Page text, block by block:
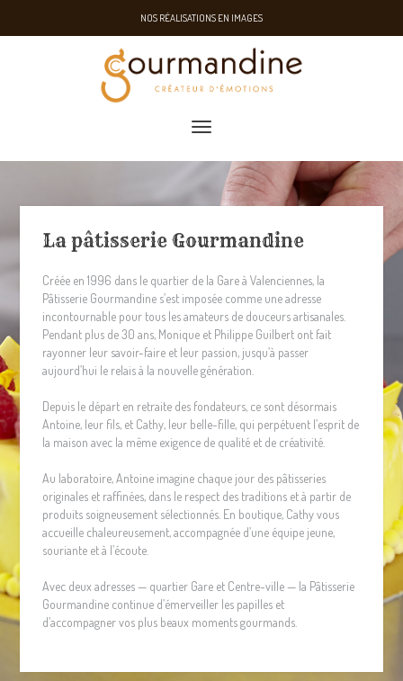
NOS RÉALISATIONS EN IMAGES
toggle navigation
La pâtisserie Gourmandine
Créée en 1996 dans le quartier de la Gare à Valenciennes, la
Pâtisserie Gourmandine s’est imposée comme une adresse
incontournable pour tous les amateurs de douceurs artisanales.
Pendant plus de 30 ans, Monique et Philippe Guilbert ont fait
rayonner leur savoir-faire et leur passion, jusqu’à passer
aujourd’hui le relais à la nouvelle génération.
Depuis le départ en retraite des fondateurs, ce sont désormais
Antoine, leur fils, et Cathy, leur belle-fille, qui perpétuent l’esprit de
la maison avec la même exigence de qualité et de créativité.
Au laboratoire, Antoine imagine chaque jour des pâtisseries
originales et raffinées, dans le respect des traditions et à partir de
produits soigneusement sélectionnés. En boutique, Cathy vous
accueille chaleureusement, accompagnée d’une équipe jeune,
souriante et à l’écoute.
Avec deux adresses — quartier Gare et Centre-ville — la Pâtisserie
Gourmandine continue d’émerveiller les papilles et
d’accompagner vos plus beaux moments gourmands.